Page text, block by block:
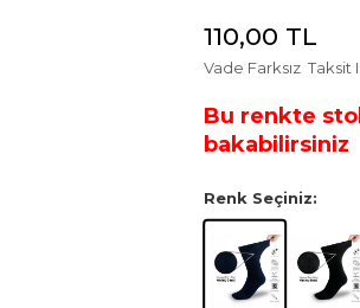
110,00 TL
Vade Farksız Taksit
Bu renkte
bakabilirsiniz
Renk Seçiniz: